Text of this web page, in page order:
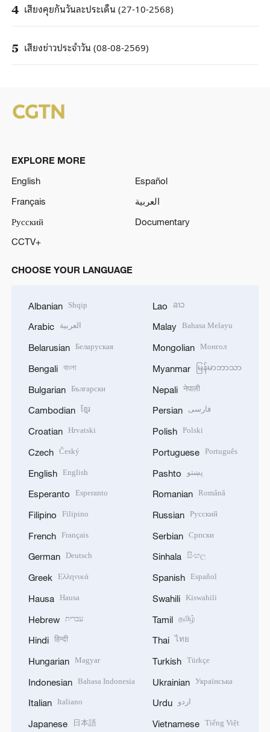
4 เสียงคุยกันวันละประเด็น (27-10-2568)
5 เสียงข่าวประจำวัน (08-08-2569)
EXPLORE MORE
English
Español
Français
العربية
Русский
Documentary
CCTV+
CHOOSE YOUR LANGUAGE
Albanian Shqip
Arabic العربية
Belarusian Беларуская
Bengali বাংলা
Bulgarian Български
Cambodian ខ្មែរ
Croatian Hrvatski
Czech Český
English English
Esperanto Esperanto
Filipino Filipino
French Français
German Deutsch
Greek Ελληνικά
Hausa Hausa
Hebrew עברית
Hindi हिन्दी
Hungarian Magyar
Indonesian Bahasa Indonesia
Italian Italiano
Japanese 日本語
Lao ລາວ
Malay Bahasa Melayu
Mongolian Монгол
Myanmar မြန်မာဘာသာ
Nepali नेपाली
Persian فارسی
Polish Polski
Portuguese Português
Pashto پښتو
Romanian Română
Russian Русский
Serbian Српски
Sinhala සිංහල
Spanish Español
Swahili Kiswahili
Tamil தமிழ்
Thai ไทย
Turkish Türkçe
Ukrainian Українська
Urdu اردو
Vietnamese Tiếng Việt